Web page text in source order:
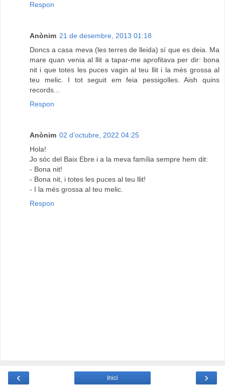
Respon
Anònim 21 de desembre, 2013 01:18
Doncs a casa meva (les terres de lleida) sí que es deia. Ma
mare quan venia al llit a tapar-me aprofitava per dir: bona
nit i que totes les puces vagin al teu llit i la més grossa al
teu melic. I tot seguit em feia pessigolles. Aish quins
records...
Respon
Anònim 02 d’octubre, 2022 04:25
Hola!
Jo sóc del Baix Ebre i a la meva família sempre hem dit:
- Bona nit!
- Bona nit, i totes les puces al teu llit!
- I la més grossa al teu melic.
Respon
‹ ›
Inici